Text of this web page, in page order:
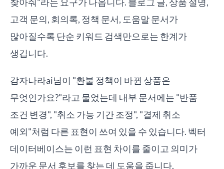
고객 문의, 회의록, 정책 문서, 도움말 문서가
많아질수록 단순 키워드 검색만으로는 한계가
생깁니다.
감자나라ai님이 "환불 정책이 바뀐 상품은
무엇인가요?"라고 물었는데 내부 문서에는 "반품
조건 변경", "취소 가능 기간 조정", "결제 취소
예외"처럼 다른 표현이 쓰여 있을 수 있습니다. 벡터
데이터베이스는 이런 표현 차이를 줄이고 의미가
가까운 문서 후보를 찾는 데 도움을 줍니다.